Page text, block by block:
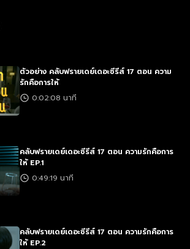
ตัวอย่าง คลับฟรายเดย์เดอะซีรีส์ 17 ตอน ความ
รักคือการให้
0:02:08 นาที
คลับฟรายเดย์เดอะซีรีส์ 17 ตอน ความรักคือการ
ให้ EP.1
0:49:19 นาที
คลับฟรายเดย์เดอะซีรีส์ 17 ตอน ความรักคือการ
ให้ EP.2